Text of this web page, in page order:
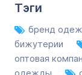
Тэги
бренд
бижутерии
оптовая